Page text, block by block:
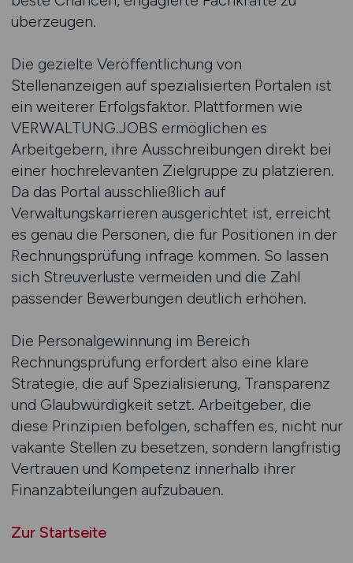
überzeugen.
Die gezielte Veröffentlichung von
Stellenanzeigen auf spezialisierten Portalen ist
ein weiterer Erfolgsfaktor. Plattformen wie
VERWALTUNG.JOBS ermöglichen es
Arbeitgebern, ihre Ausschreibungen direkt bei
einer hochrelevanten Zielgruppe zu platzieren.
Da das Portal ausschließlich auf
Verwaltungskarrieren ausgerichtet ist, erreicht
es genau die Personen, die für Positionen in der
Rechnungsprüfung infrage kommen. So lassen
sich Streuverluste vermeiden und die Zahl
passender Bewerbungen deutlich erhöhen.
Die Personalgewinnung im Bereich
Rechnungsprüfung erfordert also eine klare
Strategie, die auf Spezialisierung, Transparenz
und Glaubwürdigkeit setzt. Arbeitgeber, die
diese Prinzipien befolgen, schaffen es, nicht nur
vakante Stellen zu besetzen, sondern langfristig
Vertrauen und Kompetenz innerhalb ihrer
Finanzabteilungen aufzubauen.
Zur Startseite